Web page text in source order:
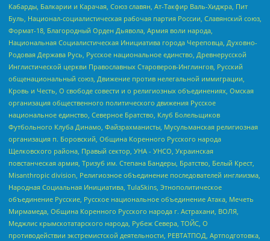
Кабарды, Балкарии и Карачая, Союз славян, Ат-Такфир Валь-Хиджра, Пит
Буль, Национал-социалистическая рабочая партия России, Славянский союз,
Формат-18, Благородный Орден Дьявола, Армия воли народа,
Национальная Социалистическая Инициатива города Череповца, Духовно-
Родовая Держава Русь, Русское национальное единство, Древнерусской
Инглистической церкви Православных Староверов-Инглингов, Русский
общенациональный союз, Движение против нелегальной иммиграции,
Кровь и Честь, О свободе совести и о религиозных объединениях, Омская
организация общественного политического движения Русское
национальное единство, Северное Братство, Клуб Болельщиков
Футбольного Клуба Динамо, Файзрахманисты, Мусульманская религиозная
организация п. Боровский, Община Коренного Русского народа
Щелковского района, Правый сектор, УНА - УНСО, Украинская
повстанческая армия, Тризуб им. Степана Бандеры, Братство, Белый Крест,
Misanthropic division, Религиозное объединение последователей инглиизма,
Народная Социальная Инициатива, TulaSkins, Этнополитическое
объединение Русские, Русское национальное объединение Атака, Мечеть
Мирмамеда, Община Коренного Русского народа г. Астрахани, ВОЛЯ,
Меджлис крымскотатарского народа, Рубеж Севера, ТОЙС, О
противодействии экстремистской деятельности, РЕВТАТПОД, Артподготовка,